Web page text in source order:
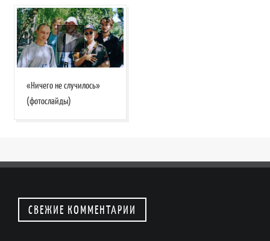
«Ничего не случилось»
(фотослайды)
СВЕЖИЕ КОММЕНТАРИИ